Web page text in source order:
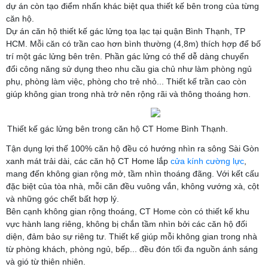
dự án còn tạo điểm nhấn khác biệt qua thiết kế bên trong của từng
căn hộ.
Dự án căn hộ thiết kế gác lửng tọa lạc tại quận Bình Thạnh, TP
HCM. Mỗi căn có trần cao hơn bình thường (4,8m) thích hợp để bố
trí một gác lửng bên trên. Phần gác lửng có thể dễ dàng chuyển
đổi công năng sử dụng theo nhu cầu gia chủ như làm phòng ngủ
phụ, phòng làm việc, phòng cho trẻ nhỏ... Thiết kế trần cao còn
giúp không gian trong nhà trở nên rộng rãi và thông thoáng hơn.
Thiết kế gác lửng bên trong căn hộ CT Home Bình Thạnh.
Tận dụng lợi thế 100% căn hộ đều có hướng nhìn ra sông Sài Gòn
xanh mát trải dài, các căn hộ CT Home lắp cửa kính cường lực
mang đến không gian rộng mở, tầm nhìn thoáng đãng. Với kết cấu
đặc biệt của tòa nhà, mỗi căn đều vuông vắn, không vướng xà, cột
và những góc chết bất hợp lý.
Bên cạnh không gian rộng thoáng, CT Home còn có thiết kế khu
vực hành lang riêng, không bị chắn tầm nhìn bởi các căn hộ đối
diện, đảm bảo sự riêng tư. Thiết kế giúp mỗi không gian trong nhà
từ phòng khách, phòng ngủ, bếp... đều đón tối đa nguồn ánh sáng
và gió từ thiên nhiên.